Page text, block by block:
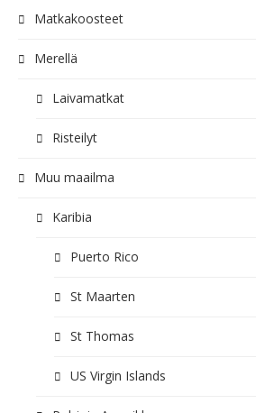
Matkakoosteet
Merellä
Laivamatkat
Risteilyt
Muu maailma
Karibia
Puerto Rico
St Maarten
St Thomas
US Virgin Islands